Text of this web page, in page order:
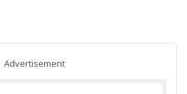
Advertisement